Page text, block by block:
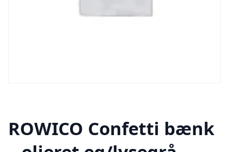
ROWICO Confetti bænk